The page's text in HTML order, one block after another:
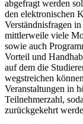
abgefragt werden
den elektronischen
Verständnisfragen
mittlerweile viele
sowie auch
Vorteil und
auf dem die
wegstreichen
Veranstaltungen in
Teilnehmerzahl,
zurückgekehrt